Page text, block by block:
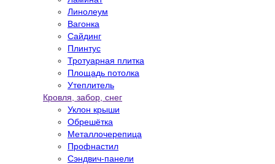
Линолеум
Вагонка
Сайдинг
Плинтус
Тротуарная плитка
Площадь потолка
Утеплитель
Кровля, забор, снег
Уклон крыши
Обрешётка
Металлочерепица
Профнастил
Сэндвич-панели